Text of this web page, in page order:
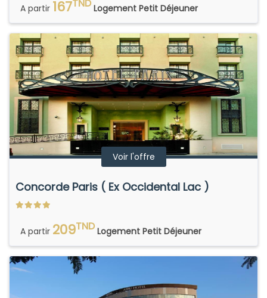
A partir 167TND Logement Petit Déjeuner
Voir l'offre
Concorde Paris ( Ex Occidental Lac )
A partir 209TND Logement Petit Déjeuner